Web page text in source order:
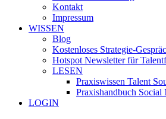
Kontakt
Impressum
WISSEN
Blog
Kostenloses Strategie-
Hotspot Newsletter für
LESEN
Praxiswissen Talent
Praxishandbuch
LOGIN